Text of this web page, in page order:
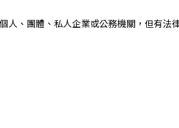
、團體、私人企業或公務機關，但有法